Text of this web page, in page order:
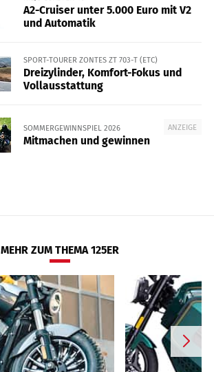
A2-Cruiser unter 5.000 Euro mit V2
und Automatik
SPORT-TOURER ZONTES ZT 703-T (ETC)
Dreizylinder, Komfort-Fokus und
Vollausstattung
ANZEIGE
SOMMERGEWINNSPIEL 2026
Mitmachen und gewinnen
MEHR ZUM THEMA 125ER